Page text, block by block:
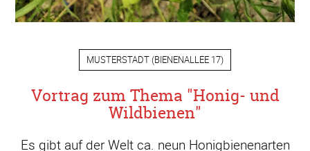
MUSTERSTADT (BIENENALLEE 17)
Vortrag zum Thema "Honig- und
Wildbienen"
Es gibt auf der Welt ca. neun Honigbienenarten